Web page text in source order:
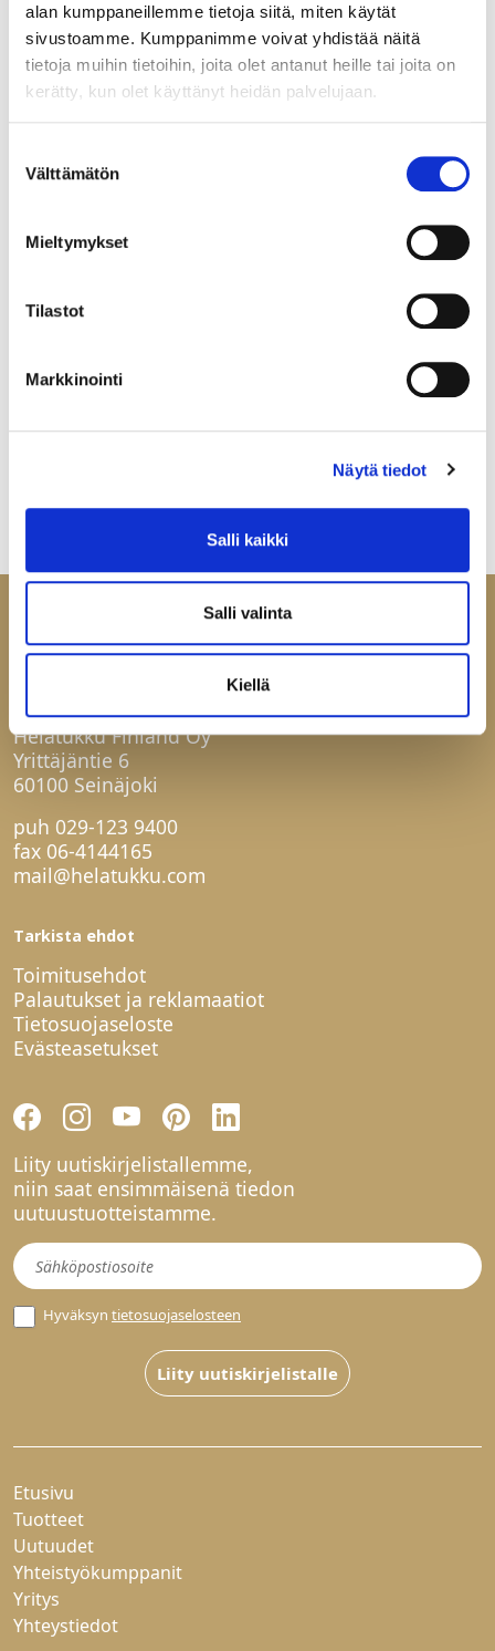
alan kumppaneillemme tietoja siitä, miten käytät
sivustoamme. Kumppanimme voivat yhdistää näitä
tietoja muihin tietoihin, joita olet antanut heille tai joita on
kerätty, kun olet käyttänyt heidän palvelujaan.
valinta
Välttämätön
Mieltymykset
Tilastot
Markkinointi
Näytä tiedot
Salli kaikki
Salli valinta
Kiellä
Yksikkö:
KPL
Helatukku Finland Oy
Yrittäjäntie 6
60100 Seinäjoki
puh 029-123 9400
fax 06-4144165
mail@helatukku.com
Tarkista ehdot
Toimitusehdot
Palautukset ja reklamaatiot
Tietosuojaseloste
Evästeasetukset
Liity uutiskirjelistallemme,
niin saat ensimmäisenä tiedon
uutuustuotteistamme.
Uutiskirje
Hyväksyn tietosuojaselosteen
Liity uutiskirjelistalle
Etusivu
Tuotteet
Uutuudet
Yhteistyökumppanit
Yritys
Yhteystiedot